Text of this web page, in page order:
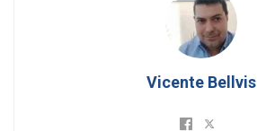
Vicente Bellvis